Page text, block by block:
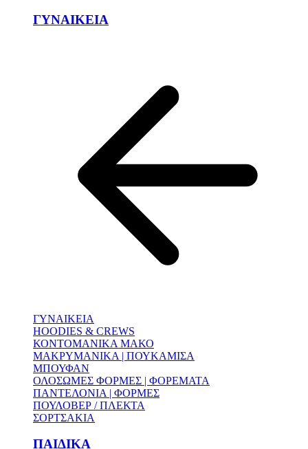
ΓΥΝΑΙΚΕΙΑ
ΓΥΝΑΙΚΕΙΑ
HOODIES & CREWS
ΚΟΝΤΟΜΑΝΙΚΑ ΜΑΚΟ
ΜΑΚΡΥΜΑΝΙΚΑ | ΠΟΥΚΑΜΙΣΑ
ΜΠΟΥΦΑΝ
ΟΛΟΣΩΜΕΣ ΦΟΡΜΕΣ | ΦΟΡΕΜΑΤΑ
ΠΑΝΤΕΛΟΝΙΑ | ΦΟΡΜΕΣ
ΠΟΥΛΟΒΕΡ / ΠΛΕΚΤΑ
ΣΟΡΤΣΑΚΙΑ
ΠΑΙΔΙΚΑ